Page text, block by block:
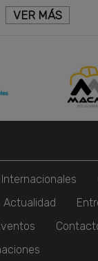
VER MÁS
Internacionales
Actualidad